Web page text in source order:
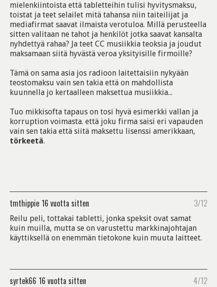
mielenkiintoista että tabletteihin tulisi hyvitysmaksu,
toistat ja teet selailet mitä tahansa niin taiteilijat ja
mediafirmat saavat ilmaista verotuloa. Millä perusteella
sitten valitaan ne tahot ja henkilöt jotka saavat kansalta
nyhdettyä rahaa? Ja teet CC musiikkia teoksia ja joudut
maksamaan siitä hyvästä veroa yksityisille firmoille?
Tämä on sama asia jos radioon laitettaisiin nykyään
teostomaksu vain sen takia että on mahdollista
kuunnella jo kertaalleen maksettua musiikkia...
Tuo mikkisofta tapaus on tosi hyvä esimerkki vallan ja
korruption voimasta. että joku firma saisi eri vapauden
vain sen takia että siitä maksettu lisenssi amerikkaan,
törkeetä.
tmthippie 16 vuotta sitten 3/12
Reilu peli, tottakai tabletti, jonka speksit ovat samat
kuin muilla, mutta se on varustettu markkinajohtajan
käyttiksellä on enemmän tietokone kuin muuta laitteet.
syrtek66 16 vuotta sitten 4/12